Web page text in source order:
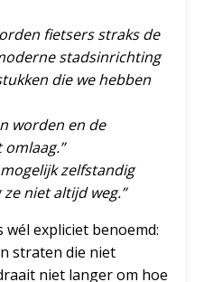
fietsers straks de
stadsinrichting
die we hebben
worden en de
zelfstandig
niet altijd weg.”
expliciet benoemd:
straten die niet
niet langer om hoe